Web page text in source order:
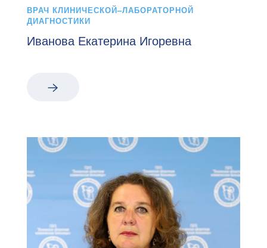
ВРАЧ КЛИНИЧЕСКОЙ–ЛАБОРАТОРНОЙ
ДИАГНОСТИКИ
Иванова Екатерина Игоревна